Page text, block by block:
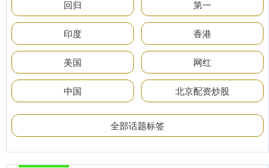
回归 第一
印度 香港
美国 网红
中国 北京配资炒股
全部话题标签